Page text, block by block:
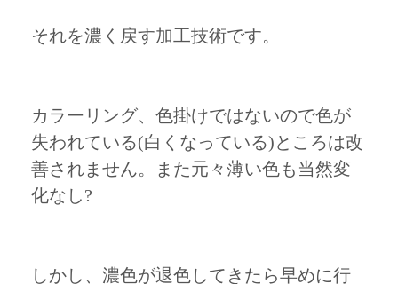
それを濃く戻す加工技術です。
カラーリング、色掛けではないので色が
失われている(白くなっている)ところは改
善されません。また元々薄い色も当然変
化なし?
しかし、濃色が退色してきたら早めに行